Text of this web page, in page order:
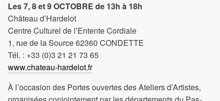
Les 7, 8 et 9 OCTOBRE de 13h à 18h
Château d’Hardelot
Centre Culturel de l’Entente Cordiale
1, rue de la Source 62360 CONDETTE
Tél. : +33 (0)3 21 21 73 65
www.chateau-hardelot.fr
À l’occasion des Portes ouvertes des Ateliers d’Artistes,